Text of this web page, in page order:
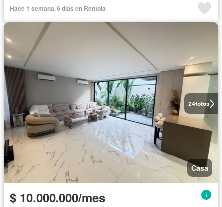
Hace 1 semana, 6 días en Rentola
24fotos
Casa
$ 10.000.000/mes